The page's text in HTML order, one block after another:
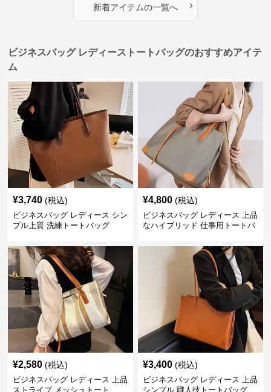
新着アイテムの一覧へ ›
ビジネスバッグ レディーストートバッグのおすすめアイテ
ム
¥3,740 (税込)
ビジネスバッグ レディース シン
プル上質 洗練トートバッグ
¥4,800 (税込)
ビジネスバッグ レディース 上品
なハイブリッド 仕事用トートバ
¥2,580 (税込)
ビジネスバッグ レディース 上品
ストライプ メッシュトート
¥3,400 (税込)
ビジネスバッグ レディース 上品
シンプル 職人技トートバッグ